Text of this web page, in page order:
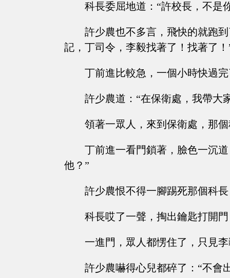
科長委屈地道：“許校長，不是
許少農也不多言，飛快的就跑
記，丁司令，李毅找著了！找著了！
丁前進比較急，一個小時快過
許少農道：“在保衛處，我帶大
領著一眾人，來到保衛處，那
丁前進一看門鎖著，臉色一沉
他？”
許少農恨不得一腳踢死那個科
科長哎了一聲，掏出鑰匙打開
一進門，眾人都愣住了，只見
許少農嚇得心兒都碎了：“不會